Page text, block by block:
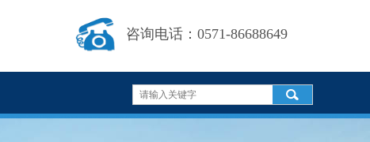
咨询电话：0571-86688649